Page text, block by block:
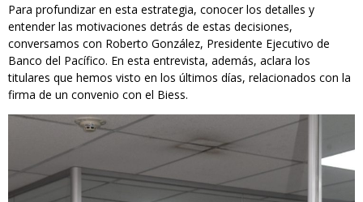
Para profundizar en esta estrategia, conocer los detalles y
entender las motivaciones detrás de estas decisiones,
conversamos con Roberto González, Presidente Ejecutivo de
Banco del Pacífico. En esta entrevista, además, aclara los
titulares que hemos visto en los últimos días, relacionados con la
firma de un convenio con el Biess.